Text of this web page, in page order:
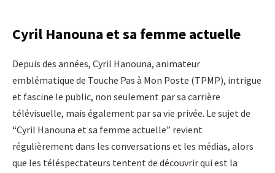
Cyril Hanouna et sa femme actuelle
Depuis des années, Cyril Hanouna, animateur
emblématique de Touche Pas à Mon Poste (TPMP), intrigue
et fascine le public, non seulement par sa carrière
télévisuelle, mais également par sa vie privée. Le sujet de
“Cyril Hanouna et sa femme actuelle” revient
régulièrement dans les conversations et les médias, alors
que les téléspectateurs tentent de découvrir qui est la